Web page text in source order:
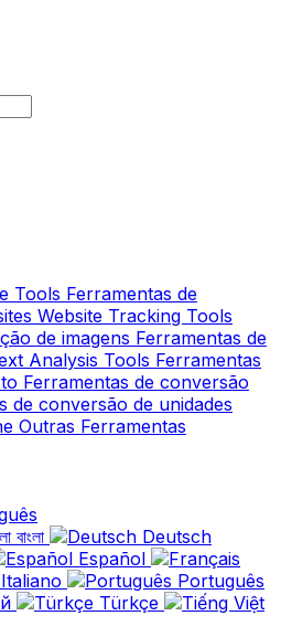
Tools Ferramentas de
Website Tracking Tools
de imagens Ferramentas de
Analysis Tools Ferramentas
Ferramentas de conversão
de conversão de unidades
Outras Ferramentas
বাংলা
Deutsch
Español
Italiano
Português
Türkçe